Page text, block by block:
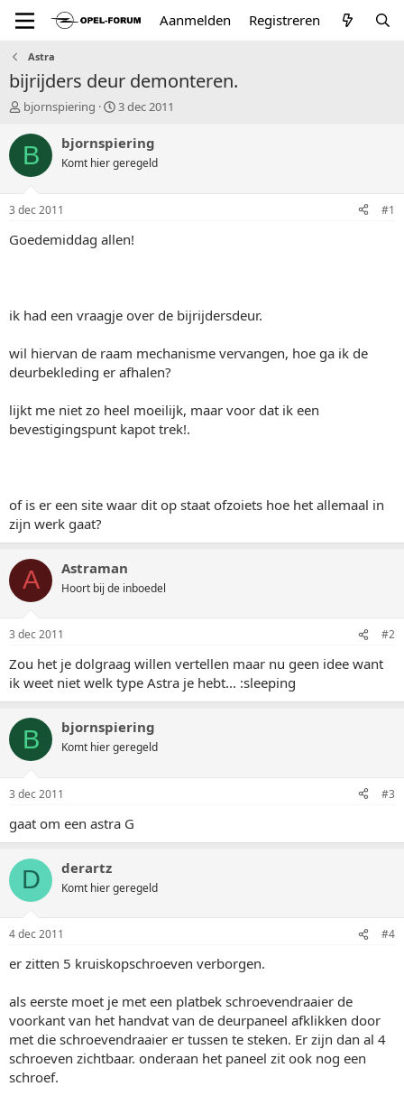
Aanmelden Registreren
Astra
bijrijders deur demonteren.
T
p
t
a
r
bjornspiering
S
a
t
u
3 dec 2011
B bjornspiering
Komt hier geregeld
3 dec 2011 #1
Goedemiddag allen!
ik had een vraagje over de bijrijdersdeur.
wil hiervan de raam mechanisme vervangen, hoe ga ik de
deurbekleding er afhalen?
lijkt me niet zo heel moeilijk, maar voor dat ik een
bevestigingspunt kapot trek!.
of is er een site waar dit op staat ofzoiets hoe het allemaal in
zijn werk gaat?
A Astraman
Hoort bij de inboedel
3 dec 2011 #2
Zou het je dolgraag willen vertellen maar nu geen idee want
ik weet niet welk type Astra je hebt... :sleeping
B bjornspiering
Komt hier geregeld
3 dec 2011 #3
gaat om een astra G
D derartz
Komt hier geregeld
4 dec 2011 #4
er zitten 5 kruiskopschroeven verborgen.
als eerste moet je met een platbek schroevendraaier de
voorkant van het handvat van de deurpaneel afklikken door
met die schroevendraaier er tussen te steken. Er zijn dan al 4
schroeven zichtbaar. onderaan het paneel zit ook nog een
schroef.